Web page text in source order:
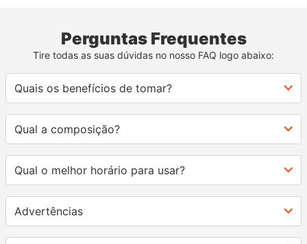
Perguntas Frequentes
Tire todas as suas dúvidas no nosso FAQ logo abaixo:
Quais os benefícios de tomar?
Qual a composição?
Qual o melhor horário para usar?
Advertências